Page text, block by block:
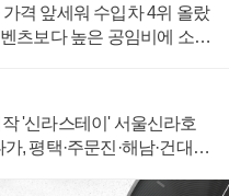
격 앞세워 수입차 4위 올랐
츠보다 높은 공임비에 소비
'신라스테이' 서울신라호
, 평택·주문진·해남·건대로